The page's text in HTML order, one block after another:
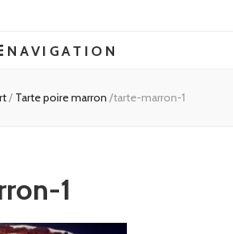
NAVIGATION
/ Tarte poire marron /tarte-marron-1
1